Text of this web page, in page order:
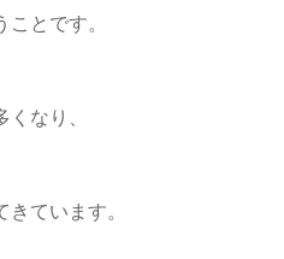
とです。
なり、
ています。